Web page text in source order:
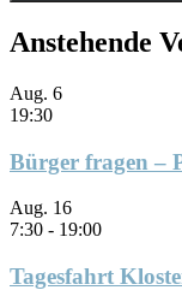
Anstehende
Aug. 6
19:30
Bürger fragen –
Aug. 16
7:30 - 19:00
Tagesfahrt